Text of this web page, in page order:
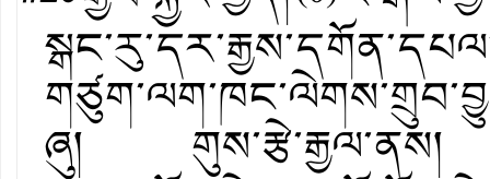
ཞུ། གུས་རྩེ་རྒྱལ་ནས།